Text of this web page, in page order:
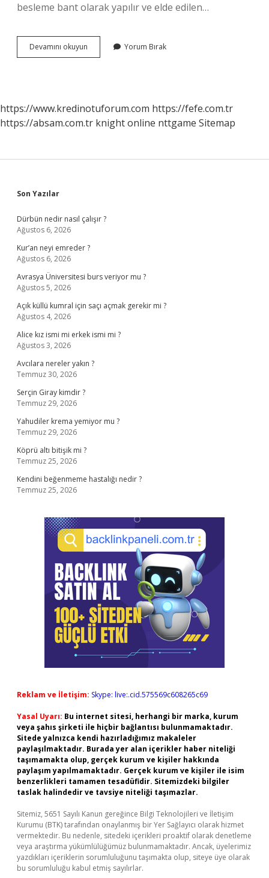
besleme bant olarak yapılır ve elde edilen…
Devamını okuyun
Iplik
Yorum Bırak
https://www.kredinotuforum.com https://fefe.com.tr
https://absam.com.tr knight online nttgame Sitemap
Sidebar
Son Yazılar
Dürbün nedir nasıl çalışır ?
Ağustos 6, 2026
Kur’an neyi emreder ?
Ağustos 6, 2026
Avrasya Üniversitesi burs veriyor mu ?
Ağustos 5, 2026
Açık küllü kumral için saçı açmak gerekir mi ?
Ağustos 4, 2026
Alice kız ismi mi erkek ismi mi ?
Ağustos 3, 2026
Avcılara nereler yakın ?
Temmuz 30, 2026
Serçin Giray kimdir ?
Temmuz 29, 2026
Yahudiler krema yemiyor mu ?
Temmuz 29, 2026
Köprü altı bitişik mi ?
Temmuz 25, 2026
Kendini beğenmeme hastalığı nedir ?
Temmuz 25, 2026
Reklam ve İletişim: Skype: live:.cid.575569c608265c69
Yasal Uyarı: Bu internet sitesi, herhangi bir marka, kurum
veya şahıs şirketi ile hiçbir bağlantısı bulunmamaktadır.
Sitede yalnızca kendi hazırladığımız makaleler
paylaşılmaktadır. Burada yer alan içerikler haber niteliği
taşımamakta olup, gerçek kurum ve kişiler hakkında
paylaşım yapılmamaktadır. Gerçek kurum ve kişiler ile isim
benzerlikleri tamamen tesadüfidir. Sitemizdeki bilgiler
taslak halindedir ve tavsiye niteliği taşımazlar.
Sitemiz, 5651 Sayılı Kanun gereğince Bilgi Teknolojileri ve İletişim
Kurumu (BTK) tarafından onaylanmış bir Yer Sağlayıcı olarak hizmet
vermektedir. Bu nedenle, sitedeki içerikleri proaktif olarak denetleme
veya araştırma yükümlülüğümüz bulunmamaktadır. Ancak, üyelerimiz
yazdıkları içeriklerin sorumluluğunu taşımakta olup, siteye üye olarak
bu sorumluluğu kabul etmiş sayılırlar.